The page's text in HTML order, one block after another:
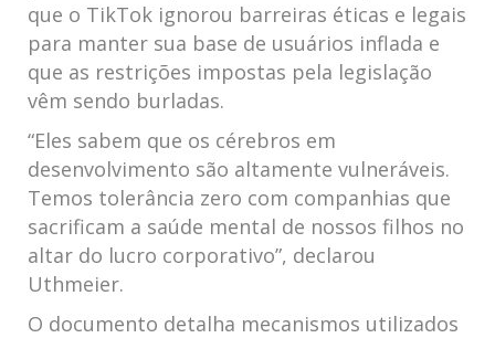
que o TikTok ignorou barreiras éticas e legais
para manter sua base de usuários inflada e
que as restrições impostas pela legislação
vêm sendo burladas.
“Eles sabem que os cérebros em
desenvolvimento são altamente vulneráveis.
Temos tolerância zero com companhias que
sacrificam a saúde mental de nossos filhos no
altar do lucro corporativo”, declarou
Uthmeier.
O documento detalha mecanismos utilizados